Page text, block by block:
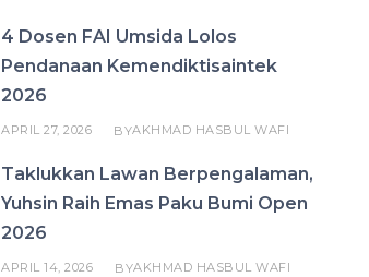
4 Dosen FAI Umsida Lolos
Pendanaan Kemendiktisaintek
2026
APRIL 27, 2026 BYAKHMAD HASBUL WAFI
Taklukkan Lawan Berpengalaman,
Yuhsin Raih Emas Paku Bumi Open
2026
APRIL 14, 2026 BYAKHMAD HASBUL WAFI